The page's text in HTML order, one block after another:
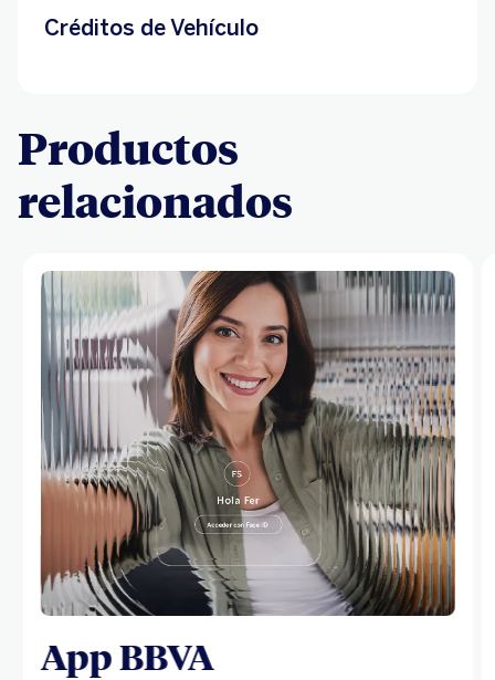
Créditos de Vehículo
Productos
relacionados
App BBVA